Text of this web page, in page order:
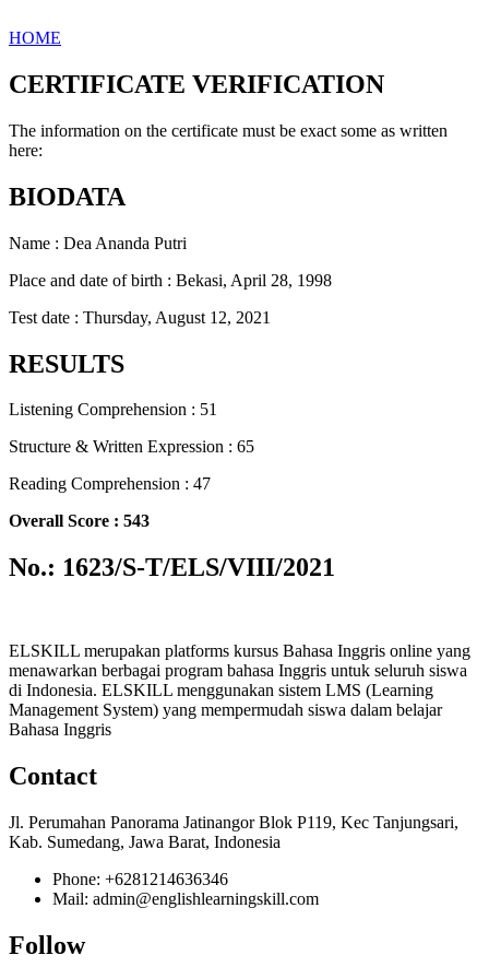
HOME
CERTIFICATE VERIFICATION
The information on the certificate must be exact some as written
here:
BIODATA
Name : Dea Ananda Putri
Place and date of birth : Bekasi, April 28, 1998
Test date : Thursday, August 12, 2021
RESULTS
Listening Comprehension : 51
Structure & Written Expression : 65
Reading Comprehension : 47
Overall Score : 543
No.: 1623/S-T/ELS/VIII/2021
ELSKILL merupakan platforms kursus Bahasa Inggris online yang
menawarkan berbagai program bahasa Inggris untuk seluruh siswa
di Indonesia. ELSKILL menggunakan sistem LMS (Learning
Management System) yang mempermudah siswa dalam belajar
Bahasa Inggris
Contact
Jl. Perumahan Panorama Jatinangor Blok P119, Kec Tanjungsari,
Kab. Sumedang, Jawa Barat, Indonesia
Phone: +6281214636346
Mail: admin@englishlearningskill.com
Follow